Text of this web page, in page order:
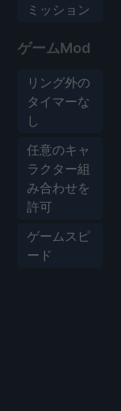
ミッション
ゲームMod
リング外の
タイマーな
し
任意のキャ
ラクター組
み合わせを
許可
ゲームスピ
ード